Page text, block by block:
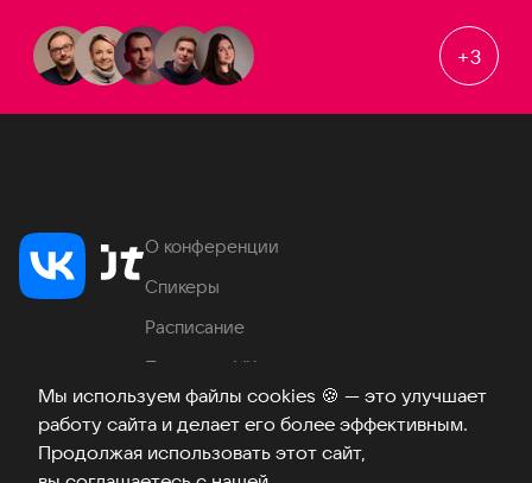
Мы используем файлы cookies 🍪 — это улучшает
работу сайта и делает его более эффективным.
Продолжая использовать этот сайт,
+3
О конференции
Спикеры
Расписание
Продукты VK
Место проведения
Часто задаваемые вопросы